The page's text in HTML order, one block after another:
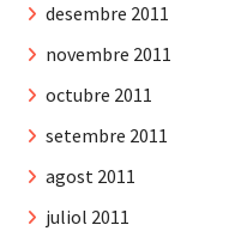
desembre 2011
novembre 2011
octubre 2011
setembre 2011
agost 2011
juliol 2011